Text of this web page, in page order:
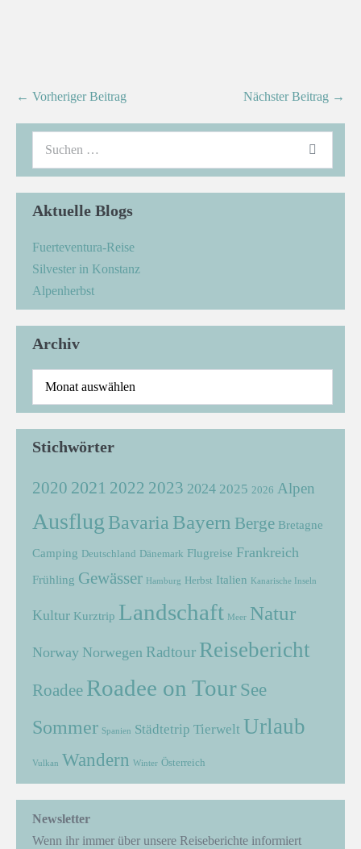
← Vorheriger Beitrag Nächster Beitrag →
Aktuelle Blogs
Fuerteventura-Reise
Silvester in Konstanz
Alpenherbst
Archiv
Stichwörter
2020 2021 2022 2023 2024 2025 2026 Alpen
Ausflug Bavaria Bayern Berge Bretagne
Camping Deutschland Dänemark Flugreise Frankreich
Frühling Gewässer Hamburg Herbst Italien Kanarische Inseln
Kultur Kurztrip Landschaft Meer Natur
Norway Norwegen Radtour Reisebericht
Roadee Roadee on Tour See
Sommer Spanien Städtetrip Tierwelt Urlaub
Vulkan Wandern Winter Österreich
Newsletter
Wenn ihr immer über unsere Reiseberichte informiert